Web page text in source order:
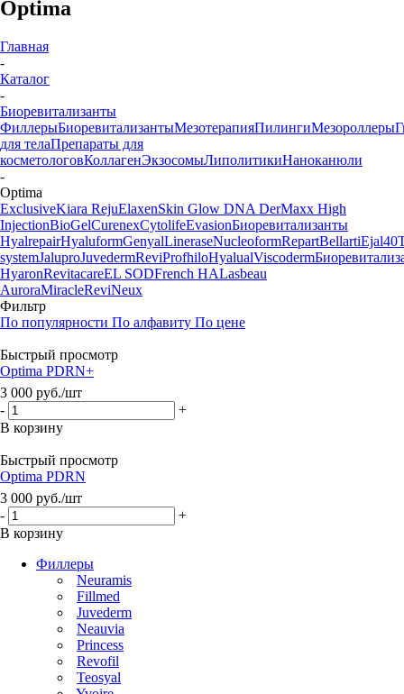
Optima
Главная
-
Каталог
-
Биоревитализанты
ФиллерыБиоревитализантыМезотерапияПилингиМезороллеры
для телаПрепараты для
косметологовКоллагенЭкзосомыЛиполитикиНаноканюли
-
Optima
ExclusiveKiara RejuElaxenSkin Glow DNA DerMaxx High
InjectionBioGelCurenexCytolifeEvasionБиоревитализанты
HyalrepairHyaluformGenyalLineraseNucleoformRepartBellartiEjal40
systemJaluproJuvedermReviProfhiloHyalualViscoderm
HyaronRevitacareEL SODFrench HALasbeau
AuroraMiracleReviNeux
Фильтр
По популярности По алфавиту По цене
Быстрый просмотр
Optima PDRN+
3 000 руб./шт
-
+
В корзину
Быстрый просмотр
Optima PDRN
3 000 руб./шт
-
+
В корзину
Филлеры
Neuramis
Fillmed
Juvederm
Neauvia
Princess
Revofil
Teosyal